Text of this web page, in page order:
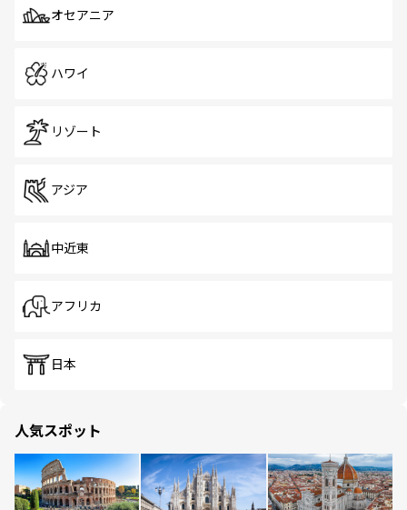
オセアニア
ハワイ
リゾート
アジア
中近東
アフリカ
日本
人気スポット